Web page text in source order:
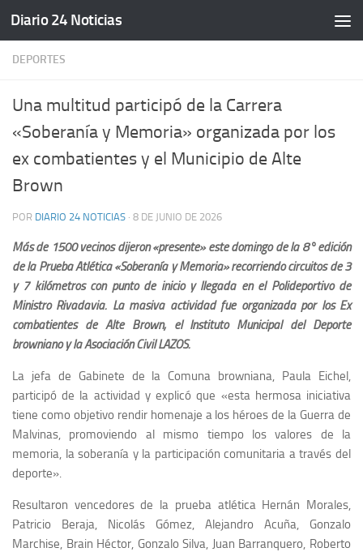
Saltar al contenido
Diario 24 Noticias
DEPORTES
Una multitud participó de la Carrera
«Soberanía y Memoria» organizada por los
ex combatientes y el Municipio de Alte
Brown
POR DIARIO 24 NOTICIAS · 8 DE JUNIO DE 2026
Más de 1500 vecinos dijeron «presente» este domingo de la 8° edición
de la Prueba Atlética «Soberanía y Memoria» recorriendo circuitos de 3
y 7 kilómetros con punto de inicio y llegada en el Polideportivo de
Ministro Rivadavia. La masiva actividad fue organizada por los Ex
combatientes de Alte Brown, el Instituto Municipal del Deporte
browniano y la Asociación Civil LAZOS.
La jefa de Gabinete de la Comuna browniana, Paula Eichel,
participó de la actividad y explicó que «esta hermosa iniciativa
tiene como objetivo rendir homenaje a los héroes de la Guerra de
Malvinas, promoviendo al mismo tiempo los valores de la
memoria, la soberanía y la participación comunitaria a través del
deporte».
Resultaron vencedores de la prueba atlética Hernán Morales,
Patricio Beraja, Nicolás Gómez, Alejandro Acuña, Gonzalo
Marchise, Brain Héctor, Gonzalo Silva, Juan Barranquero, Roberto